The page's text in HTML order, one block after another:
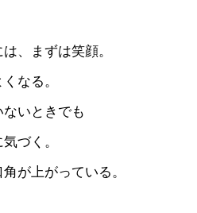
、まずは笑顔。
なる。
いときでも
づく。
が上がっている。